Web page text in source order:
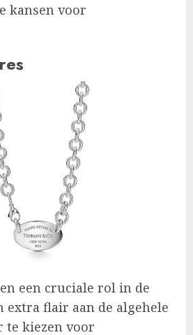
kansen voor
een cruciale rol in de
extra flair aan de algehele
te kiezen voor